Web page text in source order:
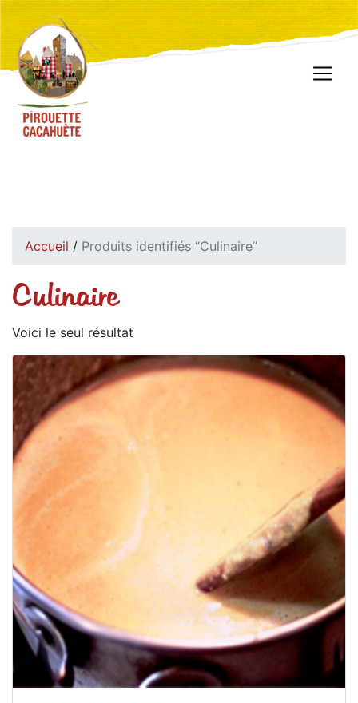
Accueil / Produits identifiés “Culinaire”
Culinaire
Voici le seul résultat